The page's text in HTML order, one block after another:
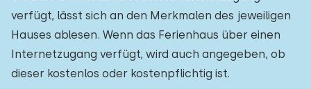
verfügt, lässt sich an den Merkmalen des jeweiligen
Hauses ablesen. Wenn das Ferienhaus über einen
Internetzugang verfügt, wird auch angegeben, ob
dieser kostenlos oder kostenpflichtig ist.